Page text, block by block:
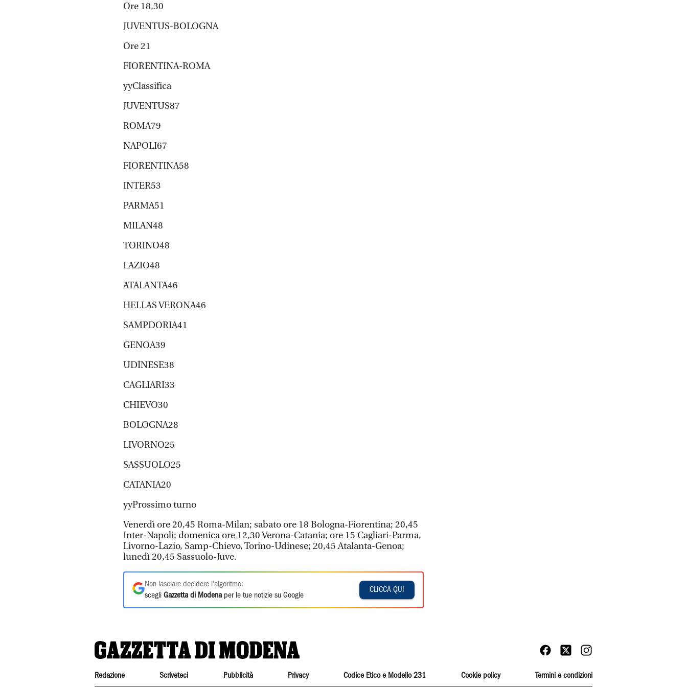
Ore 18,30
JUVENTUS-BOLOGNA
Ore 21
FIORENTINA-ROMA
yyClassifica
JUVENTUS87
ROMA79
NAPOLI67
FIORENTINA58
INTER53
PARMA51
MILAN48
TORINO48
LAZIO48
ATALANTA46
HELLAS VERONA46
SAMPDORIA41
GENOA39
UDINESE38
CAGLIARI33
CHIEVO30
BOLOGNA28
LIVORNO25
SASSUOLO25
CATANIA20
yyProssimo turno
Venerdì ore 20,45 Roma-Milan; sabato ore 18 Bologna-Fiorentina; 20,45
Inter-Napoli; domenica ore 12,30 Verona-Catania; ore 15 Cagliari-Parma,
Livorno-Lazio, Samp-Chievo, Torino-Udinese; 20,45 Atalanta-Genoa;
lunedì 20,45 Sassuolo-Juve.
Non lasciare decidere l'algoritmo:
scegli Gazzetta di Modena per le tue notizie su Google
CLICCA QUI
Redazione Scriveteci Pubblicità Privacy Codice Etico e Modello 231 Cookie policy Termini e condizioni